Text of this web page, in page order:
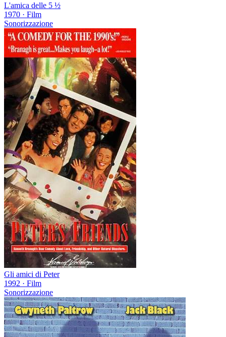
L'amica delle 5 ½
1970 · Film
Sonorizzazione
Gli amici di Peter
1992 · Film
Sonorizzazione